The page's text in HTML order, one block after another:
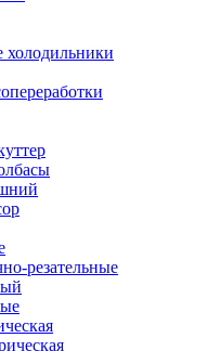
холодильники
резательные